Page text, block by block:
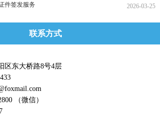
2026-03-25
件签发服务
联系方式
区东大桥路8号4层
（微信）